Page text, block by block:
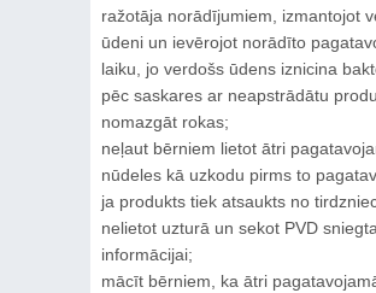
ražotāja norādījumiem, izmantojot
ūdeni un ievērojot norādīto
laiku, jo verdošs ūdens iznicina
pēc saskares ar neapstrādātu
nomazgāt rokas;
neļaut bērniem lietot ātri
nūdeles kā uzkodu pirms to
ja produkts tiek atsaukts no
nelietot uzturā un sekot PVD
informācijai;
mācīt bērniem, ka ātri